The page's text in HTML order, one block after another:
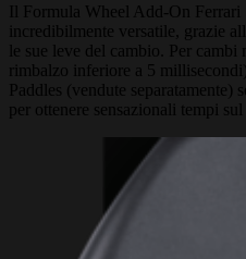
Il Formula Wheel Add-On
incredibilmente versatile, grazie
le sue leve del cambio. Per
rimbalzo inferiore a 5
Paddles (vendute separatamente)
per ottenere sensazionali tempi sul